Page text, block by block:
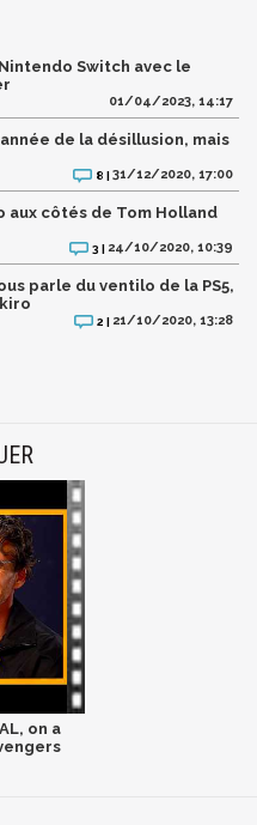
Switch avec le
01/04/2023, 14:17
de la désillusion, mais
8 |31/12/2020, 17:00
aux côtés de Tom Holland
3 | 24/10/2020, 10:39
parle du ventilo de la PS5,
2 | 21/10/2020, 13:28
on a